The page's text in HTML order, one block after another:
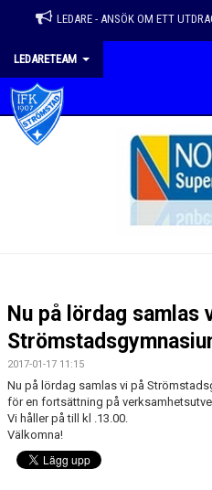
LEDARE - ANSÖK OM ETT
LEDARETEAM
HEM
DOKUMENT
UNGA LEDARE
Nu på lördag samlas
2017-01-17 11:15
Nu på lördag samlas vi på
för en fortsättning på
Vi håller på till kl .13.00.
Välkomna!